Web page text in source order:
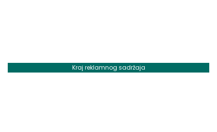
Kraj reklamnog sadržaja